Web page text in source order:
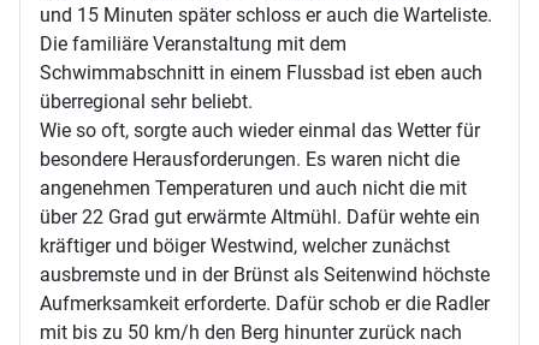
und 15 Minuten später schloss er auch die Warteliste.
Die familiäre Veranstaltung mit dem
Schwimmabschnitt in einem Flussbad ist eben auch
überregional sehr beliebt.
Wie so oft, sorgte auch wieder einmal das Wetter für
besondere Herausforderungen. Es waren nicht die
angenehmen Temperaturen und auch nicht die mit
über 22 Grad gut erwärmte Altmühl. Dafür wehte ein
kräftiger und böiger Westwind, welcher zunächst
ausbremste und in der Brünst als Seitenwind höchste
Aufmerksamkeit erforderte. Dafür schob er die Radler
mit bis zu 50 km/h den Berg hinunter zurück nach